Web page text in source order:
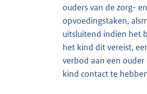
ouders van de zorg- en
opvoedingstaken,
uitsluitend indien het
het kind dit vereist,
verbod aan een
kind contact te